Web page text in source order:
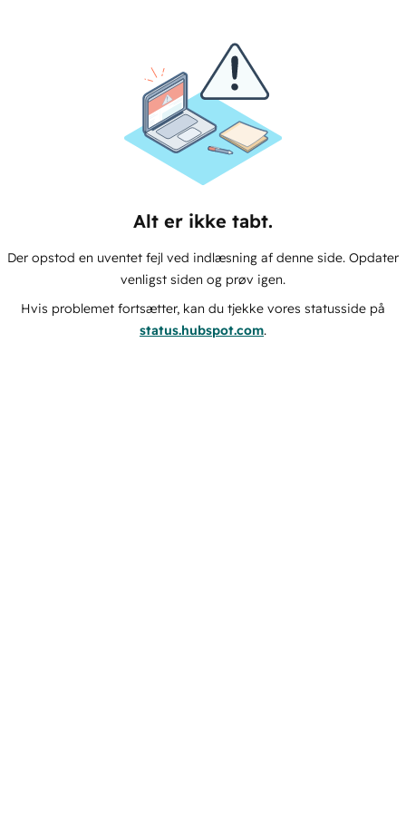
Alt er ikke tabt.
Der opstod en uventet fejl ved indlæsning af denne side. Opdater
venligst siden og prøv igen.
Hvis problemet fortsætter, kan du tjekke vores statusside på
status.hubspot.com.